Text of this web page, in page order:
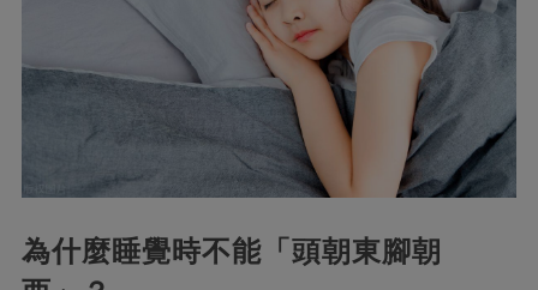
為什麼睡覺時不能「頭朝東腳朝